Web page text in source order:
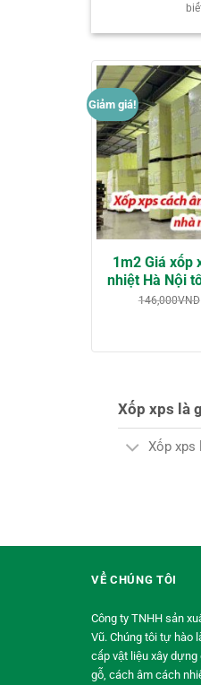
Giảm giá!
1m2 Giá xốp
nhiệt Hà Nội
146,000VND
Xốp xps là
Xốp xps
VỀ CHÚNG TÔI
Công ty TNHH sản
Vũ. Chúng tôi tự hào
cấp vật liệu xây
gỗ, cách âm cách